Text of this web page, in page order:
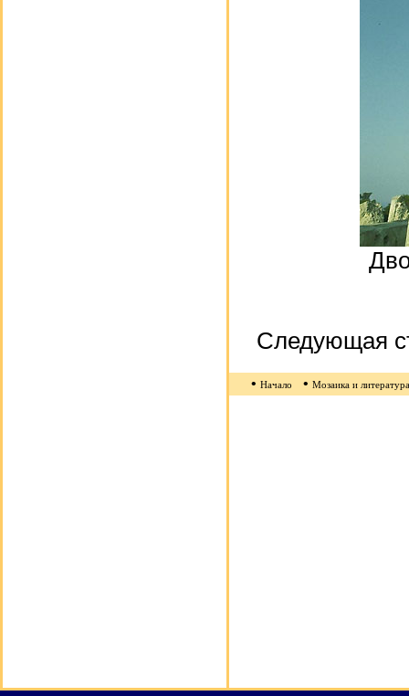
Следующая
• Начало • Мозаика и литература